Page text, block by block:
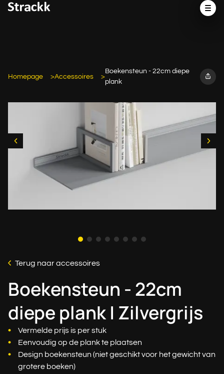
Homepage Accessoires
Boekensteun - 22cm diepe
plank
Terug naar accessoires
Boekensteun - 22cm
diepe plank | Zilvergrijs
Vermelde prijs is per stuk
Eenvoudig op de plank te plaatsen
Design boekensteun (niet geschikt voor het gewicht van
grotere boeken)